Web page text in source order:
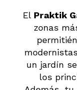
El Praktik
zonas
un jardín
los